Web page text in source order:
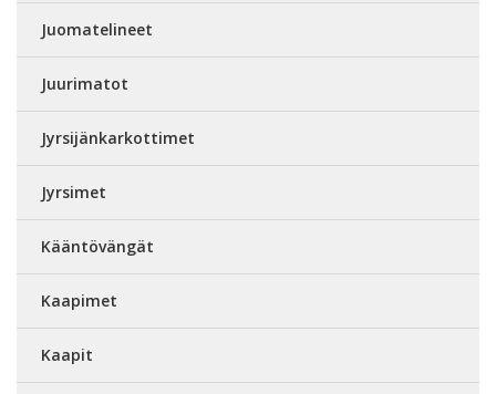
Juomatelineet
Juurimatot
Jyrsijänkarkottimet
Jyrsimet
Kääntövängät
Kaapimet
Kaapit